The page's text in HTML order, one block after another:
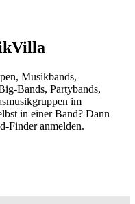
Musikbands,
Bands, Partybands,
im
in einer Band? Dann
Finder anmelden.